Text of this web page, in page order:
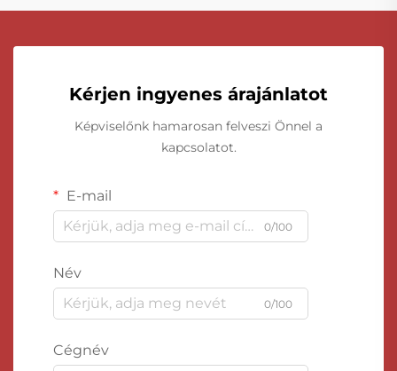
Kérjen ingyenes árajánlatot
Képviselőnk hamarosan felveszi Önnel a
kapcsolatot.
E-mail
0/100
Név
0/100
Cégnév